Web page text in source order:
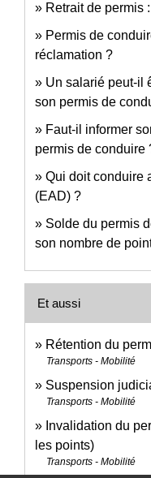
Retrait de permis
Permis de
réclamation ?
Un salarié peut-il
son permis de
Faut-il informer
permis de conduire
Qui doit conduire
(EAD) ?
Solde du permis
son nombre de
Et aussi
Rétention du
Transports - Mobilité
Suspension
Transports - Mobilité
Invalidation du
les points)
Transports - Mobilité